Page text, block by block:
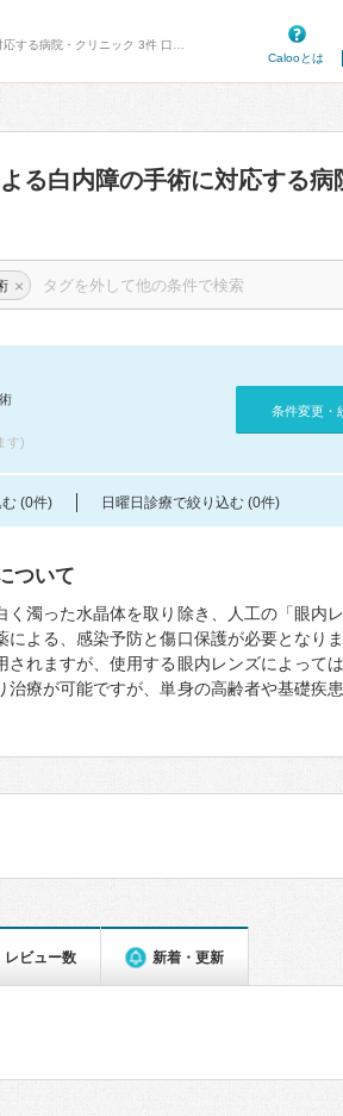
Calooとは
る白内障の手術に対応する病
×
す)
条件変更・
(0件) 日曜日診療で絞り込む (0件)
ついて
濁った水晶体を取り除き、人工の「眼内
よる、感染予防と傷口保護が必要となり
れますが、使用する眼内レンズによって
療が可能ですが、単身の高齢者や基礎疾
レビュー数 新着・更新